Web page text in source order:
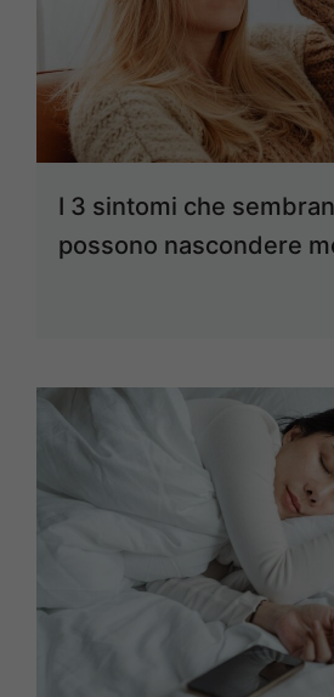
I 3 sintomi che
possono nascondere